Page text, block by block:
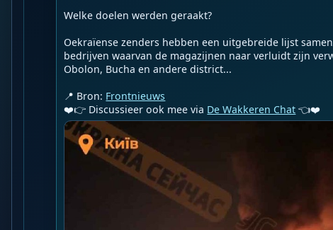
Welke doelen werden geraakt?
Oekraïense zenders hebben een uitgebreide lijst
bedrijven waarvan de magazijnen naar verluidt zijn
Obolon, Bucha en andere district...
📍 Bron: Frontnieuws
❤️👉 Discussieer ook mee via De Wakkeren Chat 👈❤️